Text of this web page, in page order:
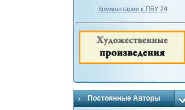
Комментарии к ПБУ 24
Постоянные Авторы